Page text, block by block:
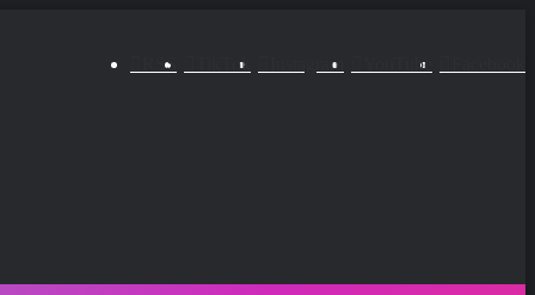
YouTube
Instagram
TikTok
RSS